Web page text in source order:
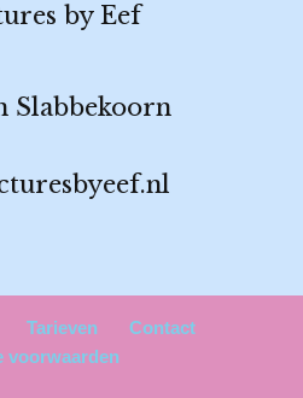
by Eef
Slabbekoorn
Tarieven
Contact
voorwaarden